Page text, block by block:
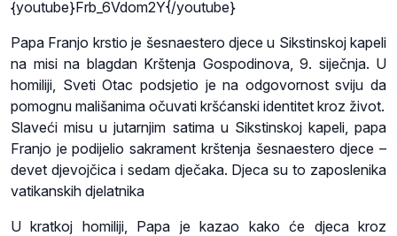
{youtube}Frb_6Vdom2Y{/youtube}
Papa Franjo krstio je šesnaestero djece u Sikstinskoj kapeli
na misi na blagdan Krštenja Gospodinova, 9. siječnja. U
homiliji, Sveti Otac podsjetio je na odgovornost sviju da
pomognu mališanima očuvati kršćanski identitet kroz život.
Slaveći misu u jutarnjim satima u Sikstinskoj kapeli, papa
Franjo je podijelio sakrament krštenja šesnaestero djece –
devet djevojčica i sedam dječaka. Djeca su to zaposlenika
vatikanskih djelatnika
U kratkoj homiliji, Papa je kazao kako će djeca kroz